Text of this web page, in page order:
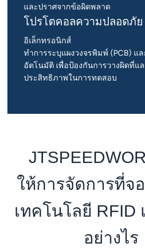
และปราศจากข้อผิดพลาด
โปรโตคอลความปลอดภัย
อิเล็กทรอนิกส์
ทำการระบุแผงวงจรพิมพ์ (PCB) แ
อัตโนมัติ เพื่อป้องกันการวางผิดที่แล
ประสิทธิภาพในการทดสอบ
ให้การจัดการที่จ
เทคโนโลยี RFID
อย่างไร